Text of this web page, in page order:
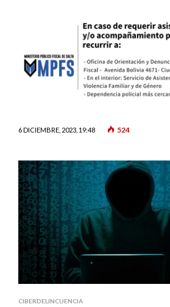
6 DICIEMBRE, 2023, 19:48 524
CIBERDELINCUENCIA